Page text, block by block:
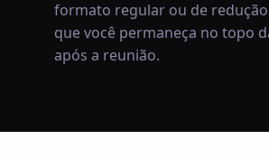
formato regular ou de
que você permaneça no topo
após a reunião.